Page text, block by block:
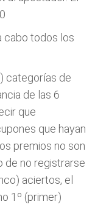
cabo todos los
categorías de
de las 6
que
que hayan
premios no son
de no registrarse
aciertos, el
1º (primer)